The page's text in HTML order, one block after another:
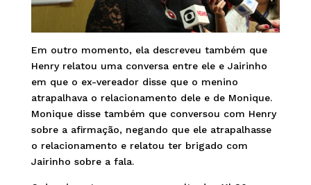
Em outro momento, ela descreveu também que
Henry relatou uma conversa entre ele e Jairinho
em que o ex-vereador disse que o menino
atrapalhava o relacionamento dele e de Monique.
Monique disse também que conversou com Henry
sobre a afirmação, negando que ele atrapalhasse
o relacionamento e relatou ter brigado com
Jairinho sobre a fala.